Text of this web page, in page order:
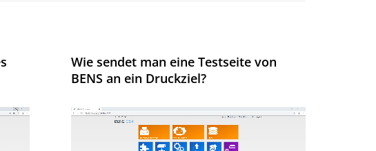
Wie sendet man eine Testseite von
BENS an ein Druckziel?